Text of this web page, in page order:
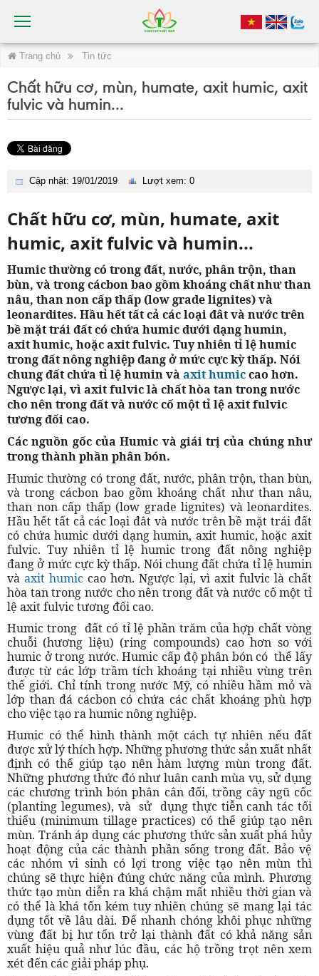
Trang chủ Tin tức
Chất hữu cơ, mùn, humate, axit humic, axit
fulvic và humin...
Cập nhật: 19/01/2019 Lượt xem: 0
Chất hữu cơ, mùn, humate, axit
humic, axit fulvic và humin...
Humic thường có trong đất, nước, phân trộn, than
bùn, và trong cácbon bao gồm khoáng chất như than
nâu, than non cấp thấp (low grade lignites) và
leonardites. Hầu hết tất cả các loại đât và nước trên
bề mặt trái đất có chứa humic dưới dạng humin,
axit humic, hoặc axit fulvic. Tuy nhiên tỉ lệ humic
trong đất nông nghiệp đang ở mức cực kỳ thấp. Nói
chung đất chứa tỉ lệ humin và axit humiccao hơn.
Ngược lại, vì axit fulvic là chất hòa tan trong nước
cho nên trong đất và nước cố một tỉ lệ axit fulvic
tương đối cao.
Các nguồn gốc của Humic và giái trị của chúng như
trong thành phần phân bón.
Humic thường có trong đất, nước, phân trộn, than bùn,
và trong cácbon bao gồm khoáng chất như than nâu,
than non cấp thấp (low grade lignites) và leonardites.
Hầu hết tất cả các loại đât và nước trên bề mặt trái đất
có chứa humic dưới dạng humin, axit humic, hoặc axit
fulvic. Tuy nhiên tỉ lệ humic trong đất nông nghiệp
đang ở mức cực kỳ thấp. Nói chung đất chứa tỉ lệ humin
vàaxit humic cao hơn. Ngược lại, vì axit fulvic là chất
hòa tan trong nước cho nên trong đất và nước cố một tỉ
lệ axit fulvic tương đối cao.
Humic trong đất có tỉ lệ phần trăm của hợp chất vòng
chuỗi (hương liệu) (ring compounds) cao hơn so với
humic ở trong nước. Humic cấp độ phân bón có thể lấy
được từ các lớp trầm tích khoáng tại nhiều vùng trên
thế giới. Chỉ tính trong nước Mỹ, có nhiều hầm mỏ và
lớp than đá cácbon có chứa các chất khoáng phù hợp
cho việc tạo ra humic nông nghiệp.
Humic có thể hình thành một cách tự nhiên nếu đất
được xử lý thích hợp. Những phương thức sản xuất nhất
định có thể giúp tạo nên hàm lượng mùn trong đất.
Những phương thức đó như luân canh mùa vụ, sử dụng
các chương trình bón phân cân đối, trồng cây ngũ cốc
(planting legumes), và sử dụng thực tiễn canh tác tối
thiểu (minimum tillage practices) có thể giúp tạo nên
mùn. Tránh áp dụng các phương thức sản xuất phá hủy
hoạt động của các thành phần sống trong đất. Bảo vệ
các nhóm vi sinh có lợi trong việc tạo nên mùn thì
chúng sẽ thực hiện đúng chức năng của mình. Phương
thức tạo mùn diễn ra khá chậm mất nhiều thời gian và
có thể là khá tốn kém tuy nhiên chúng sẽ mang lại tác
dụng tốt về lâu dài. Để nhanh chóng khôi phục những
vùng đất bị hư tổn trở lại thành đất có khả năng sản
xuất hiệu quả như lúc đầu, các hộ trồng trọt nên xem
xét đến các giải pháp phụ.